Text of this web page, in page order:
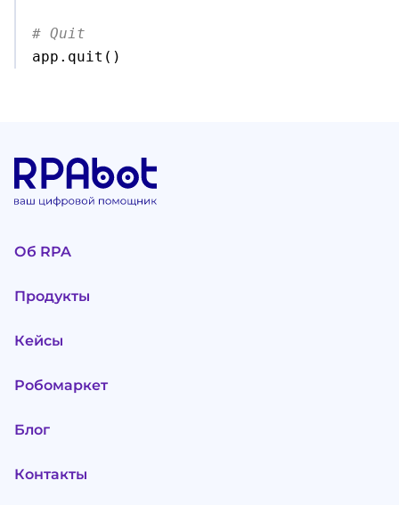
# Quit
app. quit ( )
Об RPA
Продукты
Кейсы
Робомаркет
Блог
Контакты